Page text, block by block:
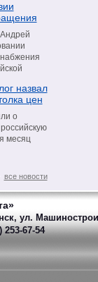
назвал
цен
о
месяц
все новости
ул.
253-67-54